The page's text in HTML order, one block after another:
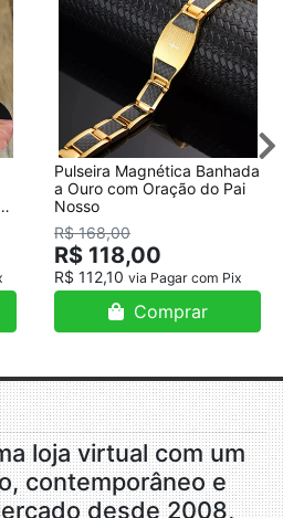
Pulseira Magnética Banhada
a Ouro com Oração do Pai
Nosso
R$ 168,00
R$ 118,00
R$ 112,10 via Pagar com Pix
Comprar
loja virtual com um
contemporâneo e
desde 2008,